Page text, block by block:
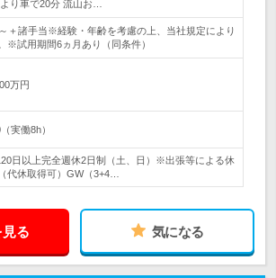
り車で20分 流山お…
＋諸手当※経験・年齢を考慮の上、当社規定により
※試用期間6ヵ月あり（同条件）
万円
実働8h）
日以上完全週休2日制（土、日）※出張等による休
代休取得可）GW（3+4…
る 気になる